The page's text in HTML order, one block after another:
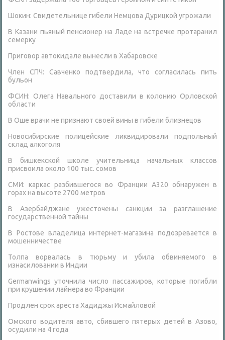
Шокин: Свидетельнице гибели Немцова Дурицкой угрожали
В Казани пьяный пенсионер на Ладе на встречке протаранил
семерку
Приговор автокидале вынесли в Хабаровске
Член СПЧ: Савченко подтвердила, что согласилась пить
бульон
ФСИН: Олега Навального доставили в колонию Орловской
области
В Оше врачи не признают своей вины в гибели близнецов
Новосибирские полицейские ликвидировали подпольный
склад алкоголя
В бишкекской школе учительница начальных классов
присвоила около 100 тыс. сомов
СМИ: каркас разбившегося во Франции А320 обнаружен в
горах на высоте 2700 метров
В Азербайджане ужесточены санкции за разглашение
государственной тайны
В Ростове владелица интернет-магазина подозревается в
мошенничестве
Толпа ворвалась в тюрьму и убила обвиняемого в
изнасиловании в Индии
Germanwings уточнила число пассажиров, которые погибли
при крушении лайнера во Франции
Продлен срок ареста Хадиджы Исмайловой
Омского водителя авто, сбившего пятерых детей в Азово,
осудили на 4 года